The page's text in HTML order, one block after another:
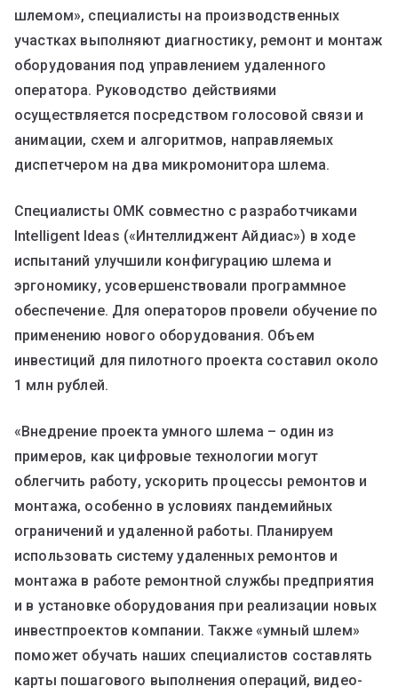
шлемом», специалисты на производственных
участках выполняют диагностику, ремонт и монтаж
оборудования под управлением удаленного
оператора. Руководство действиями
осуществляется посредством голосовой связи и
анимации, схем и алгоритмов, направляемых
диспетчером на два микромонитора шлема.
Специалисты ОМК совместно с разработчиками
Intelligent Ideas («Интеллиджент Айдиас») в ходе
испытаний улучшили конфигурацию шлема и
эргономику, усовершенствовали программное
обеспечение. Для операторов провели обучение по
применению нового оборудования. Объем
инвестиций для пилотного проекта составил около
1 млн рублей.
«Внедрение проекта умного шлема – один из
примеров, как цифровые технологии могут
облегчить работу, ускорить процессы ремонтов и
монтажа, особенно в условиях пандемийных
ограничений и удаленной работы. Планируем
использовать систему удаленных ремонтов и
монтажа в работе ремонтной службы предприятия
и в установке оборудования при реализации новых
инвестпроектов компании. Также «умный шлем»
поможет обучать наших специалистов составлять
карты пошагового выполнения операций, видео-